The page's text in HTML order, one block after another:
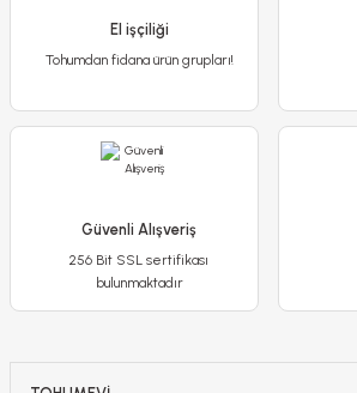
El işçiliği
Tohumdan fidana ürün grupları!
Güvenli Alışveriş
256 Bit SSL sertifikası
bulunmaktadır